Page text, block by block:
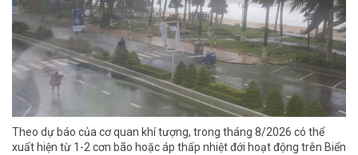
Theo dự báo của cơ quan khí tượng, trong tháng 8/2026 có thể
xuất hiện từ 1-2 cơn bão hoặc áp thấp nhiệt đới hoạt động trên Biển